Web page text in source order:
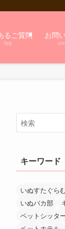
るご質問
faq
お問
キーワード
いぬすたぐら
いぬバカ部
ペットシッタ